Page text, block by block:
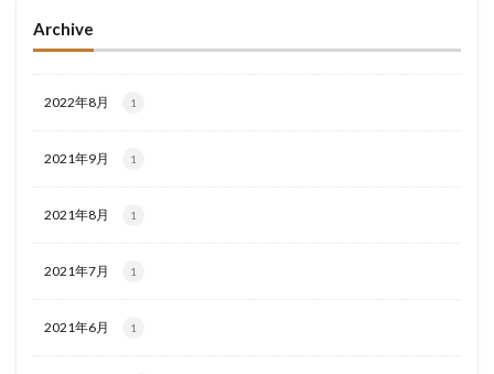
Archive
2022年8月 1
2021年9月 1
2021年8月 1
2021年7月 1
2021年6月 1